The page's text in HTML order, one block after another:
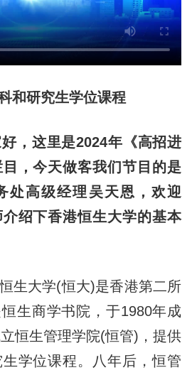
和研究生学位课程
这里是2024年《高招进
，今天做客我们节目的是
处高级经理吴天恩，欢迎
绍下香港恒生大学的基本
生大学(恒大)是香港第二所
生商学书院，于1980年成
恒生管理学院(恒管)，提供
学位课程。八年后，恒管